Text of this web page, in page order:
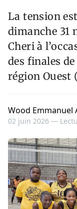
La tension
dimanche 31
Cheri à
des finales
région Ouest
Wood Emmanuel
02 juin 2026 —